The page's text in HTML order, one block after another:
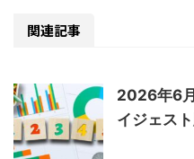
関連記事
2026年6
イジェスト